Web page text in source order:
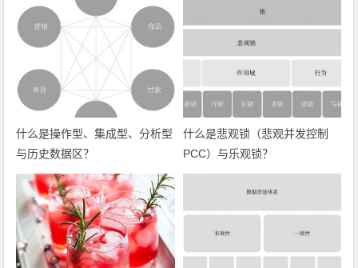
什么是操作型、集成型、分析型
与历史数据区？
什么是悲观锁（悲观并发控制
PCC）与乐观锁？